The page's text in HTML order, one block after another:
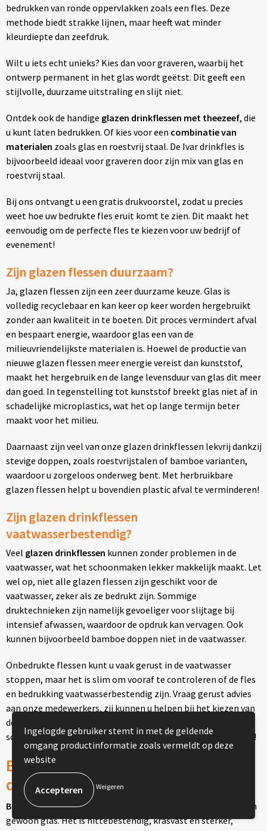
bedrukken van ronde oppervlakken zoals een fles. Deze
methode biedt strakke lijnen, maar heeft wat minder
kleurdiepte dan zeefdruk.
Wilt u iets echt unieks? Kies dan voor graveren, waarbij het
ontwerp permanent in het glas wordt geëtst. Dit geeft een
stijlvolle, duurzame uitstraling en slijt niet.
Ontdek ook de handige glazen drinkflessen met theezeef, die
u kunt laten bedrukken. Of kies voor een combinatie van
materialen zoals glas en roestvrij staal. De Ivar drinkfles is
bijvoorbeeld ideaal voor graveren door zijn mix van glas en
roestvrij staal.
Bij ons ontvangt u een gratis drukvoorstel, zodat u precies
weet hoe uw bedrukte fles eruit komt te zien. Dit maakt het
eenvoudig om de perfecte fles te kiezen voor uw bedrijf of
evenement!
Zijn glazen flessen duurzaam?
Ja, glazen flessen zijn een zeer duurzame keuze. Glas is
volledig recyclebaar en kan keer op keer worden hergebruikt
zonder aan kwaliteit in te boeten. Dit proces vermindert afval
en bespaart energie, waardoor glas een van de
milieuvriendelijkste materialen is. Hoewel de productie van
nieuwe glazen flessen meer energie vereist dan kunststof,
maakt het hergebruik en de lange levensduur van glas dit meer
dan goed. In tegenstelling tot kunststof breekt glas niet af in
schadelijke microplastics, wat het op lange termijn beter
maakt voor het milieu.
Daarnaast zijn veel van onze glazen drinkflessen lekvrij dankzij
stevige doppen, zoals roestvrijstalen of bamboe varianten,
waardoor u zorgeloos onderweg bent. Met herbruikbare
glazen flessen helpt u bovendien plastic afval te verminderen!
Zijn glazen drinkflessen
vaatwasserbestendig?
Veel glazen drinkflessen kunnen zonder problemen in de
vaatwasser, wat het schoonmaken lekker makkelijk maakt. Let
wel op, niet alle glazen flessen zijn geschikt voor de
vaatwasser, zeker als ze bedrukt zijn. Sommige
druktechnieken zijn namelijk gevoeliger voor slijtage bij
intensief afwassen, waardoor de opdruk kan vervagen. Ook
kunnen bijvoorbeeld bamboe doppen niet in de vaatwasser.
Onbedrukte flessen kunt u vaak gerust in de vaatwasser
stoppen, maar het is slim om vooraf te controleren of de fles
en bedrukking vaatwasserbestendig zijn. Vraag gerust advies
aan onze medewerkers, zij kunnen u helpen bij het kiezen van
de juiste fles én druktechniek. Zo geniet u zorgeloos van een
schone, duurzame drinkfles zonder de opdruk te beschadigen!
Bedrukte borosilicaat glazen
drinkflessen bedrukken
Borosilicaatglasis een superieure glassoort ten opzichte van
gewoon glas. Het is hittebestendig, krasvast en sterker,
Ingelogde gebruiker stemt in met de geldende
omgang productinformatie zoals vermeldt op deze
website
Weigeren